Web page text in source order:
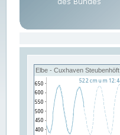
Elbe - Cuxhaven Steubenhöft